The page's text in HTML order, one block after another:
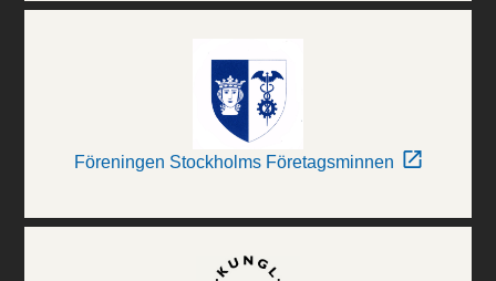
Föreningen Stockholms Företagsminnen